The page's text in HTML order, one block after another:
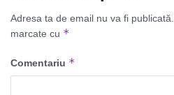
Adresa ta de email nu va fi publicată.
marcate cu *
Comentariu *